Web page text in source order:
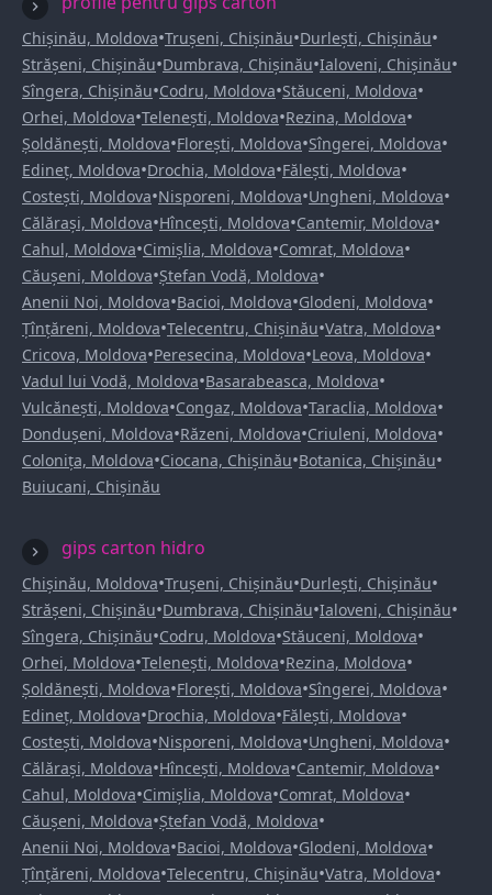
Chișinău, Moldova•Trușeni, Chișinău•Durlești, Chișinău•
Strășeni, Chișinău•Dumbrava, Chișinău•Ialoveni, Chișinău•
Sîngera, Chișinău•Codru, Moldova•Stăuceni, Moldova•
Orhei, Moldova•Telenești, Moldova•Rezina, Moldova•
Șoldănești, Moldova•Florești, Moldova•Sîngerei, Moldova•
Edineț, Moldova•Drochia, Moldova•Fălești, Moldova•
Costești, Moldova•Nisporeni, Moldova•Ungheni, Moldova•
Călărași, Moldova•Hîncești, Moldova•Cantemir, Moldova•
Cahul, Moldova•Cimișlia, Moldova•Comrat, Moldova•
Căușeni, Moldova•Ștefan Vodă, Moldova•
Anenii Noi, Moldova•Bacioi, Moldova•Glodeni, Moldova•
Țînțăreni, Moldova•Telecentru, Chișinău•Vatra, Moldova•
Cricova, Moldova•Peresecina, Moldova•Leova, Moldova•
Vadul lui Vodă, Moldova•Basarabeasca, Moldova•
Vulcănești, Moldova•Congaz, Moldova•Taraclia, Moldova•
Dondușeni, Moldova•Răzeni, Moldova•Criuleni, Moldova•
Colonița, Moldova•Ciocana, Chișinău•Botanica, Chișinău•
Buiucani, Chișinău
gips carton hidro
Chișinău, Moldova•Trușeni, Chișinău•Durlești, Chișinău•
Strășeni, Chișinău•Dumbrava, Chișinău•Ialoveni, Chișinău•
Sîngera, Chișinău•Codru, Moldova•Stăuceni, Moldova•
Orhei, Moldova•Telenești, Moldova•Rezina, Moldova•
Șoldănești, Moldova•Florești, Moldova•Sîngerei, Moldova•
Edineț, Moldova•Drochia, Moldova•Fălești, Moldova•
Costești, Moldova•Nisporeni, Moldova•Ungheni, Moldova•
Călărași, Moldova•Hîncești, Moldova•Cantemir, Moldova•
Cahul, Moldova•Cimișlia, Moldova•Comrat, Moldova•
Căușeni, Moldova•Ștefan Vodă, Moldova•
Anenii Noi, Moldova•Bacioi, Moldova•Glodeni, Moldova•
Țînțăreni, Moldova•Telecentru, Chișinău•Vatra, Moldova•